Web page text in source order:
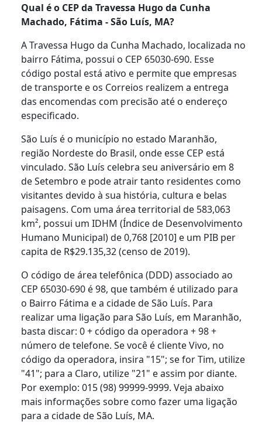
Qual é o CEP da Travessa Hugo da Cunha
Machado, Fátima - São Luís, MA?
A Travessa Hugo da Cunha Machado, localizada no
bairro Fátima, possui o CEP 65030-690. Esse
código postal está ativo e permite que empresas
de transporte e os Correios realizem a entrega
das encomendas com precisão até o endereço
especificado.
São Luís é o município no estado Maranhão,
região Nordeste do Brasil, onde esse CEP está
vinculado. São Luís celebra seu aniversário em 8
de Setembro e pode atrair tanto residentes como
visitantes devido à sua história, cultura e belas
paisagens. Com uma área territorial de 583,063
km², possui um IDHM (Índice de Desenvolvimento
Humano Municipal) de 0,768 [2010] e um PIB per
capita de R$29.135,32 (censo de 2019).
O código de área telefônica (DDD) associado ao
CEP 65030-690 é 98, que também é utilizado para
o Bairro Fátima e a cidade de São Luís. Para
realizar uma ligação para São Luís, em Maranhão,
basta discar: 0 + código da operadora + 98 +
número de telefone. Se você é cliente Vivo, no
código da operadora, insira "15"; se for Tim, utilize
"41"; para a Claro, utilize "21" e assim por diante.
Por exemplo: 015 (98) 99999-9999. Veja abaixo
mais informações sobre como fazer uma ligação
para a cidade de São Luís, MA.